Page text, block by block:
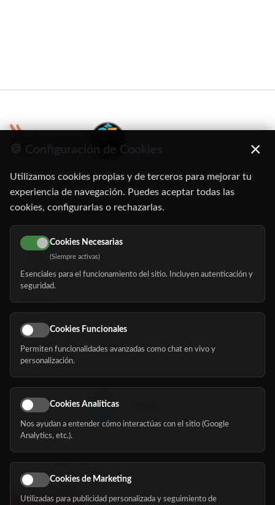
C/ Oruro, 11. 28016 Madrid
91 345 06 26
616 113 103
hola@mundomayor.com
Buscador de residencias
Eventos
Nosotros
Síguenos
🍪 Configuración de Cookies ×
Utilizamos cookies propias y de terceros para mejorar tu
experiencia de navegación. Puedes aceptar todas las
cookies, configurarlas o rechazarlas.
Cookies Necesarias
(Siempre activas)
Esenciales para el funcionamiento del sitio. Incluyen autenticación y
seguridad.
Cookies Funcionales
Permiten funcionalidades avanzadas como chat en vivo y
personalización.
Cookies Analíticas
Nos ayudan a entender cómo interactúas con el sitio (Google
Analytics, etc.).
Cookies de Marketing
Utilizadas para publicidad personalizada y seguimiento de